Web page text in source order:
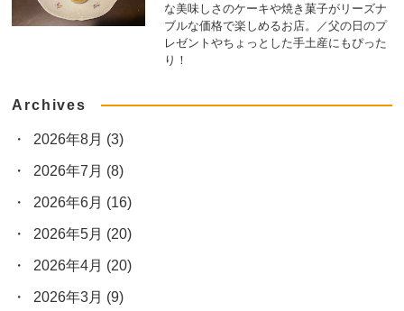
な美味しさのケーキや焼き菓子がリーズナ
ブルな価格で楽しめるお店。／父の日のプ
レゼントやちょっとした手土産にもぴった
り！
Archives
2026年8月 (3)
2026年7月 (8)
2026年6月 (16)
2026年5月 (20)
2026年4月 (20)
2026年3月 (9)